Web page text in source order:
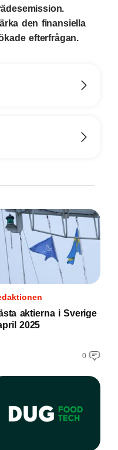
den finansiella
efterfrågan.
aktierna i Sverige
2025
0